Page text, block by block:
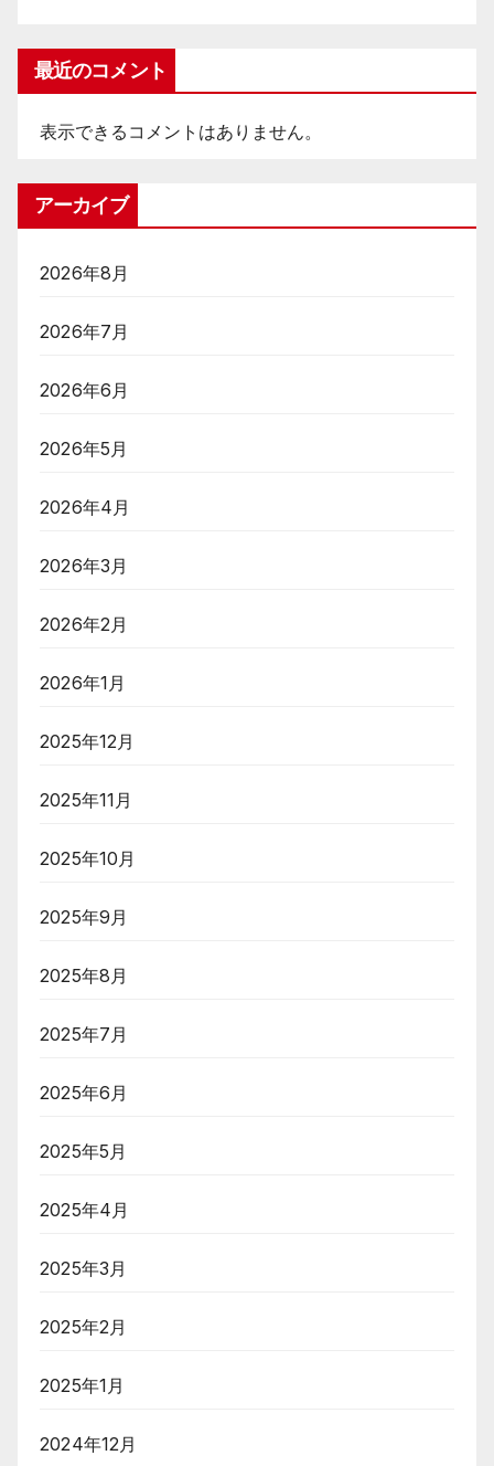
最近のコメント
表示できるコメントはありません。
アーカイブ
2026年8月
2026年7月
2026年6月
2026年5月
2026年4月
2026年3月
2026年2月
2026年1月
2025年12月
2025年11月
2025年10月
2025年9月
2025年8月
2025年7月
2025年6月
2025年5月
2025年4月
2025年3月
2025年2月
2025年1月
2024年12月